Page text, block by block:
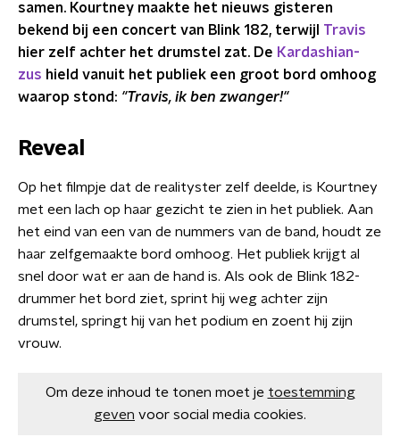
samen. Kourtney maakte het nieuws gisteren
bekend bij een concert van Blink 182, terwijl Travis
hier zelf achter het drumstel zat. De Kardashian-
zus hield vanuit het publiek een groot bord omhoog
waarop stond: "Travis, ik ben zwanger!"
Reveal
Op het filmpje dat de realityster zelf deelde, is Kourtney
met een lach op haar gezicht te zien in het publiek. Aan
het eind van een van de nummers van de band, houdt ze
haar zelfgemaakte bord omhoog. Het publiek krijgt al
snel door wat er aan de hand is. Als ook de Blink 182-
drummer het bord ziet, sprint hij weg achter zijn
drumstel, springt hij van het podium en zoent hij zijn
vrouw.
Om deze inhoud te tonen moet je toestemming
geven voor social media cookies.